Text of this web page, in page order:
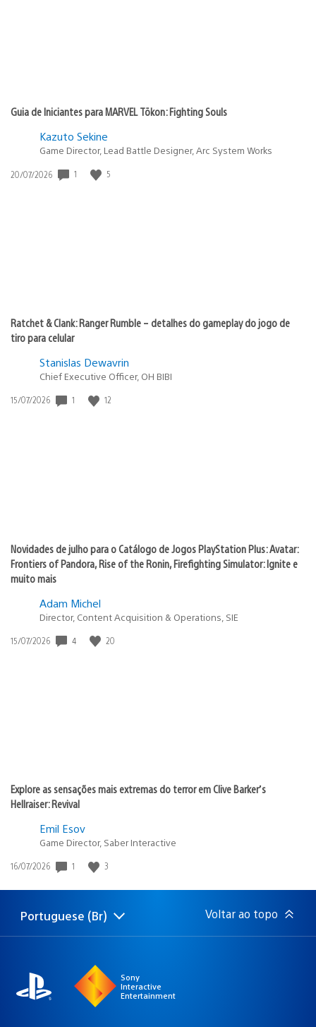
Guia de Iniciantes para MARVEL Tōkon: Fighting Souls
Kazuto Sekine
Game Director, Lead Battle Designer, Arc System Works
Data
20/07/2026 1 5
Ratchet & Clank: Ranger Rumble – detalhes do gameplay do jogo de
tiro para celular
Stanislas Dewavrin
Chief Executive Officer, OH BIBI
Data
15/07/2026 1 12
Novidades de julho para o Catálogo de Jogos PlayStation Plus: Avatar:
Frontiers of Pandora, Rise of the Ronin, Firefighting Simulator: Ignite e
muito mais
Adam Michel
Director, Content Acquisition & Operations, SIE
Data
15/07/2026 4 20
Explore as sensações mais extremas do terror em Clive Barker’s
Hellraiser: Revival
Emil Esov
Game Director, Saber Interactive
Data
publicação:
16/07/2026 1 3
Selecione
Região
Portuguese (Br) Voltar ao topo
Sony
Interactive
Entertainment